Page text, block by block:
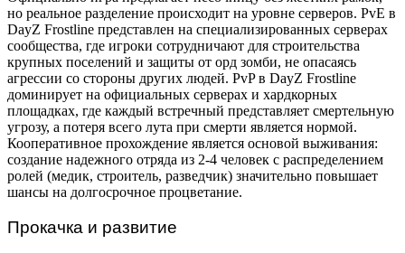
но реальное разделение происходит на уровне серверов. PvE в
DayZ Frostline представлен на специализированных серверах
сообщества, где игроки сотрудничают для строительства
крупных поселений и защиты от орд зомби, не опасаясь
агрессии со стороны других людей. PvP в DayZ Frostline
доминирует на официальных серверах и хардкорных
площадках, где каждый встречный представляет смертельную
угрозу, а потеря всего лута при смерти является нормой.
Кооперативное прохождение является основой выживания:
создание надежного отряда из 2-4 человек с распределением
ролей (медик, строитель, разведчик) значительно повышает
шансы на долгосрочное процветание.
Прокачка и развитие